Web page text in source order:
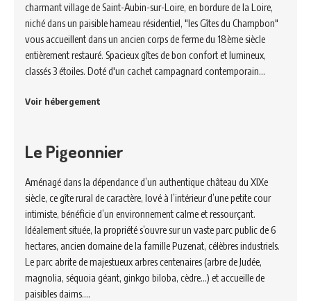
charmant village de Saint-Aubin-sur-Loire, en bordure de la Loire,
niché dans un paisible hameau résidentiel, "les Gîtes du Champbon"
vous accueillent dans un ancien corps de ferme du 18ème siècle
entièrement restauré. Spacieux gîtes de bon confort et lumineux,
classés 3 étoiles. Doté d'un cachet campagnard contemporain…
Voir hébergement
Le Pigeonnier
Aménagé dans la dépendance d’un authentique château du XIXe
siècle, ce gîte rural de caractère, lové à l’intérieur d’une petite cour
intimiste, bénéficie d’un environnement calme et ressourçant.
Idéalement située, la propriété s’ouvre sur un vaste parc public de 6
hectares, ancien domaine de la famille Puzenat, célèbres industriels.
Le parc abrite de majestueux arbres centenaires (arbre de Judée,
magnolia, séquoia géant, ginkgo biloba, cèdre…) et accueille de
paisibles daims.…